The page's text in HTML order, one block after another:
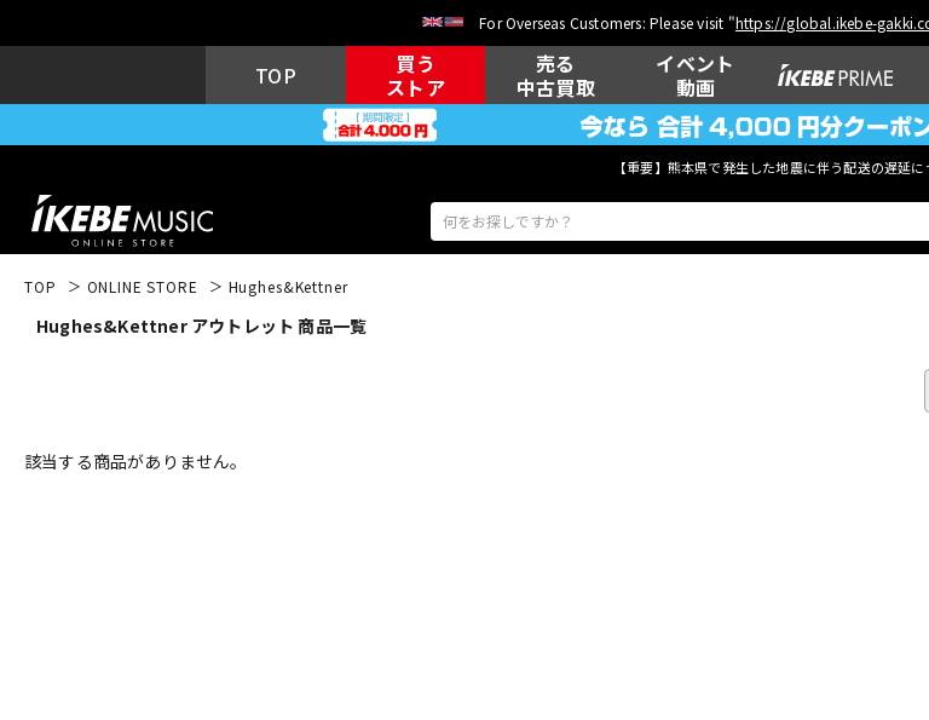
For Overseas Customers: Please visit "https://global.ikebe-
TOP
買う
ストア
売る
中古買取
イベント
動画
【重要】熊本県で発生した地震に伴う配送の遅延
エレキギター
キーボード
TOP ONLINE STORE Hughes&Kettner
Hughes&Kettner アウトレット 商品一覧
該当する商品がありません。